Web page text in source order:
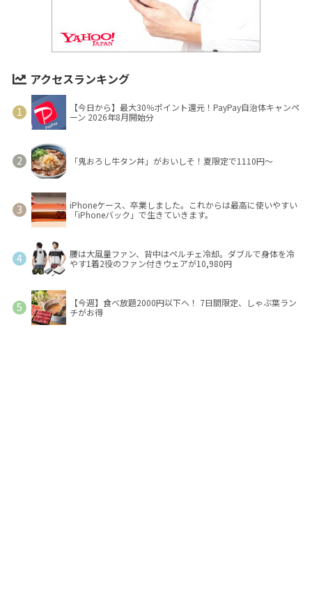
アクセスランキング
【今日から】最大30％ポイント還元！PayPay自治体キャンペ
ーン 2026年8月開始分
「鬼おろし牛タン丼」がおいしそ！夏限定で1110円～
iPhoneケース、卒業しました。これからは最高に使いやすい
「iPhoneバック」で生きていきます。
腰は大風量ファン、背中はペルチェ冷却。ダブルで身体を冷
やす1着2役のファン付きウェアが10,980円
【今週】食べ放題2000円以下へ！ 7日間限定、しゃぶ葉ラン
チがお得